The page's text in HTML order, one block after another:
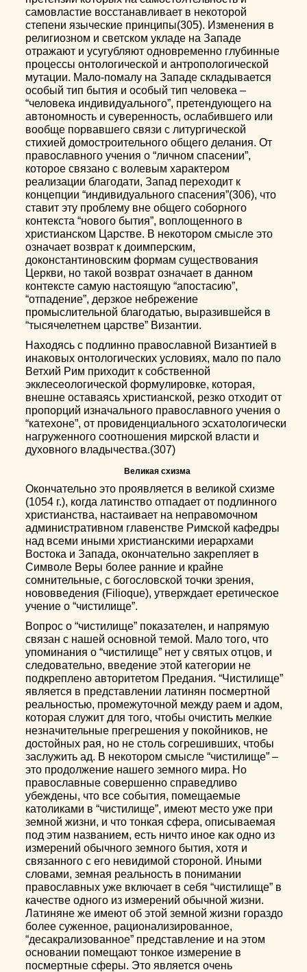
самовластие восстанавливает в некоторой
степени языческие принципы(305). Изменения в
религиозном и светском укладе на Западе
отражают и усугубляют одновременно глубинные
процессы онтологической и антропологической
мутации. Мало-помалу на Западе складывается
особый тип бытия и особый тип человека –
“человека индивидуального”, претендующего на
автономность и суверенность, ослабившего или
вообще порвавшего связи с литургической
стихией домостроительного общего делания. От
православного учения о “личном спасении”,
которое связано с волевым характером
реализации благодати, Запад переходит к
концепции “индивидуального спасения”(306), что
ставит эту проблему вне общего соборного
контекста “нового бытия”, воплощенного в
христианском Царстве. В некотором смысле это
означает возврат к доимперским,
доконстантиновским формам существования
Церкви, но такой возврат означает в данном
контексте самую настоящую “апостасию”,
“отпадение”, дерзкое небрежение
промыслительной благодатью, выразившейся в
“тысячелетнем царстве” Византии.
Находясь с подлинно православной Византией в
инаковых онтологических условиях, мало по пало
Ветхий Рим приходит к собственной
экклесеологической формулировке, которая,
внешне оставаясь христианской, резко отходит от
пропорций изначального православного учения о
“катехоне”, от провиденциального эсхатологически
нагруженного соотношения мирской власти и
духовного владычества.(307)
Великая схизма
Окончательно это проявляется в великой схизме
(1054 г.), когда латинство отпадает от подлинного
христианства, настаивает на неправомочном
административном главенстве Римской кафедры
над всеми иными христианскими иерархами
Востока и Запада, окончательно закрепляет в
Символе Веры более ранние и крайне
сомнительные, с богословской точки зрения,
нововведения (Filioque), утверждает еретическое
учение о “чистилище”.
Вопрос о “чистилище” показателен, и напрямую
связан с нашей основной темой. Мало того, что
упоминания о “чистилище” нет у святых отцов, и
следовательно, введение этой категории не
подкреплено авторитетом Предания. “Чистилище”
является в представлении латинян посмертной
реальностью, промежуточной между раем и адом,
которая служит для того, чтобы очистить мелкие
незначительные прегрешения у покойников, не
достойных рая, но не столь согрешивших, чтобы
заслужить ад. В некотором смысле “чистилище” –
это продолжение нашего земного мира. Но
православные совершенно справедливо
убеждены, что все события, помещаемые
католиками в “чистилище”, имеют место уже при
земной жизни, и что тонкая сфера, описываемая
под этим названием, есть ничто иное как одно из
измерений обычного земного бытия, хотя и
связанного с его невидимой стороной. Иными
словами, земная реальность в понимании
православных уже включает в себя “чистилище” в
качестве одного из измерений обычной жизни.
Латиняне же имеют об этой земной жизни гораздо
более суженное, рационализированное,
“десакрализованное” представление и на этом
основании помещают тонкое измерение в
посмертные сферы. Это является очень